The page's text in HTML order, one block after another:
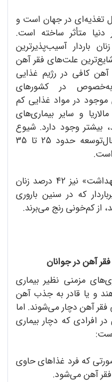
تغذیه‌ای در جهان است و
دنیا متأثر ساخته است.
باردار آسیب‌پذیرترین
علت‌های فقر آهن
آهن کافی در رژیم غذایی
در کشورهای
موجود در مواد غذایی کم
و سایر بیماری‌های
بیشتر وجود دارد. شیوع
فقر آهن در کشورهای درحال‌توسعه حدود 25 تا 35
طبق آمار «سازمان جهانی بهداشت» نیز 42 درصد زنان
غیرباردار که در سنین باروری
آهن در جوانان
مزمنی نظیر بیماری
و یا قادر به جذب آهن
آهن دچار می‌شوند. اما
افرادی که دچار بیماری
که فرد غذاهای حاوی
فقر آهن می‌شود.